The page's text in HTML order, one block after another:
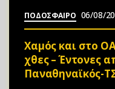
ΠΟΔΟΣΦΑΙΡΟ 06/08/
Χαμός και στο
χθες – Έντονες
Παναθηναϊκός-